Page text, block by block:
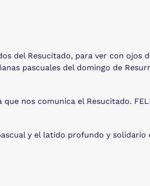
del Resucitado, para ver con ojos
pascuales del domingo de
nos comunica el Resucitado.
y el latido profundo y solidario